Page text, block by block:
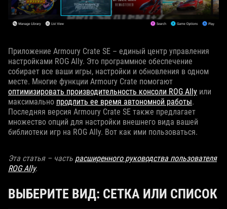
Приложение Armoury Crate SE – единый центр управления
настройками ROG Ally. Это программное обеспечение
собирает все ваши игры, настройки и обновления в одном
месте. Многие функции Armoury Crate помогают
оптимизировать производительность консоли ROG Ally или
максимально продлить ее время автономной работы.
Последняя версия Armoury Crate SE также предлагает
множество опций для настройки внешнего вида вашей
библиотеки игр на ROG Ally. Вот как ими пользоваться.
Эта статья – часть расширенного руководства пользователя
ROG Ally.
ВЫБЕРИТЕ ВИД: СЕТКА ИЛИ СПИСОК